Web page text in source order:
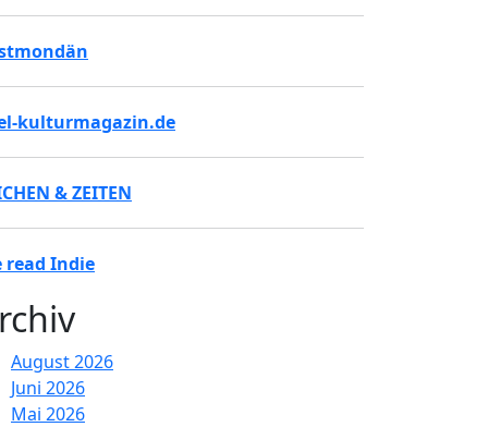
kulturmagazin.de
& ZEITEN
read Indie
August 2026
Juni 2026
Mai 2026